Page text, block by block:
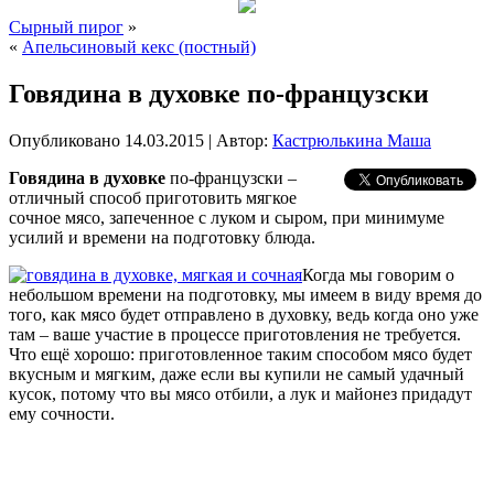
Сырный пирог »
« Апельсиновый кекс (постный)
Говядина в духовке по-французски
Опубликовано 14.03.2015 | Автор: Кастрюлькина Маша
Говядина в духовке по-французски –
отличный способ приготовить мягкое
сочное мясо, запеченное с луком и сыром, при минимуме
усилий и времени на подготовку блюда.
Когда мы говорим о
небольшом времени на подготовку, мы имеем в виду время до
того, как мясо будет отправлено в духовку, ведь когда оно уже
там – ваше участие в процессе приготовления не требуется.
Что ещё хорошо: приготовленное таким способом мясо будет
вкусным и мягким, даже если вы купили не самый удачный
кусок, потому что вы мясо отбили, а лук и майонез придадут
ему сочности.